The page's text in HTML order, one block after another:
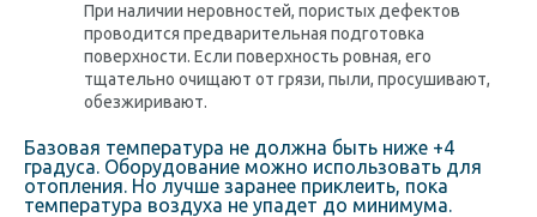
При наличии неровностей, пористых дефектов
проводится предварительная подготовка
поверхности. Если поверхность ровная, его
тщательно очищают от грязи, пыли, просушивают,
обезжиривают.
Базовая температура не должна быть ниже +4
градуса. Оборудование можно использовать для
отопления. Но лучше заранее приклеить, пока
температура воздуха не упадет до минимума.